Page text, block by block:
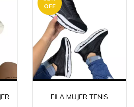
OFF
FILA MUJER TENIS